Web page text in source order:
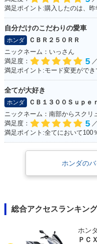
自分だけのこだわりの愛車
ホンダ
ＣＢＲ２５０ＲＲ
ニックネーム：いっさん
満足度：
5
満足ポイント:モード変更ができ
全てが大好き
ホンダ
ＣＢ１３００Ｓｕｐｅ
ニックネーム：南部からスクリ
満足度：
5
満足ポイント:全てにおいて100
ホンダの
総合アクセスランキング
ホン
ＰＣＸ